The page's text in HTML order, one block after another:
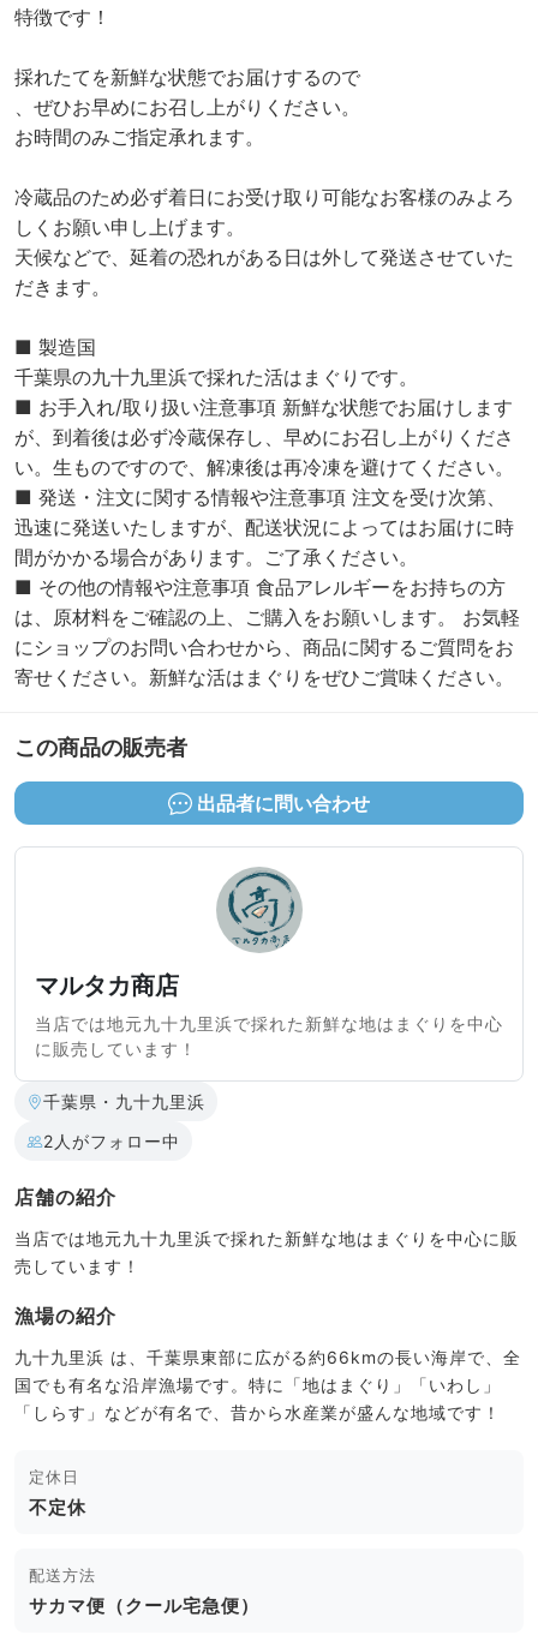
特徴です！
採れたてを新鮮な状態でお届けするので
、ぜひお早めにお召し上がりください。
お時間のみご指定承れます。
冷蔵品のため必ず着日にお受け取り可能なお客様のみよろ
しくお願い申し上げます。
天候などで、延着の恐れがある日は外して発送させていた
だきます。
■ 製造国
千葉県の九十九里浜で採れた活はまぐりです。
■ お手入れ/取り扱い注意事項 新鮮な状態でお届けします
が、到着後は必ず冷蔵保存し、早めにお召し上がりくださ
い。生ものですので、解凍後は再冷凍を避けてください。
■ 発送・注文に関する情報や注意事項 注文を受け次第、
迅速に発送いたしますが、配送状況によってはお届けに時
間がかかる場合があります。ご了承ください。
■ その他の情報や注意事項 食品アレルギーをお持ちの方
は、原材料をご確認の上、ご購入をお願いします。 お気軽
にショップのお問い合わせから、商品に関するご質問をお
寄せください。新鮮な活はまぐりをぜひご賞味ください。
この商品の販売者
出品者に問い合わせ
マルタカ商店
当店では地元九十九里浜で採れた新鮮な地はまぐりを中心
に販売しています！
千葉県・九十九里浜
2人がフォロー中
店舗の紹介
当店では地元九十九里浜で採れた新鮮な地はまぐりを中心に販
売しています！
漁場の紹介
九十九里浜 は、千葉県東部に広がる約66kmの長い海岸で、全
国でも有名な沿岸漁場です。特に「地はまぐり」「いわし」
「しらす」などが有名で、昔から水産業が盛んな地域です！
定休日
不定休
配送方法
サカマ便（クール宅急便）